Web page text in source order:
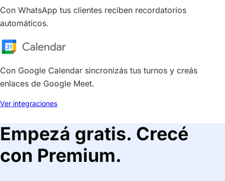
Con WhatsApp tus clientes reciben recordatorios
automáticos.
Con Google Calendar sincronizás tus turnos y creás
enlaces de Google Meet.
Ver integraciones
Empezá gratis. Crecé
con Premium.